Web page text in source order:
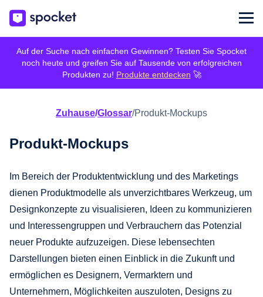
Auf der Suche nach einfachen Gewinnen? Testen Sie Spocket
noch heute und greifen Sie auf Tausende von erfolgreichen
Produkten zu! Produkte entdecken 🚀
Zuhause/Glossar/Produkt-Mockups
Produkt-Mockups
Im Bereich der Produktentwicklung und des Marketings
dienen Produktmodelle als unverzichtbares Werkzeug, um
Designkonzepte zu visualisieren, Ideen zu kommunizieren
und Interessengruppen und Verbrauchern das Potenzial
neuer Produkte aufzuzeigen. Diese lebensechten
Darstellungen bieten einen Einblick in die Zukunft und
ermöglichen es Designern, Vermarktern und
Unternehmern, Möglichkeiten auszuloten, Designs zu